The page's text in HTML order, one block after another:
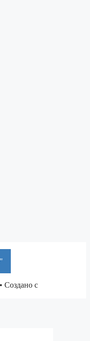
• Создано с